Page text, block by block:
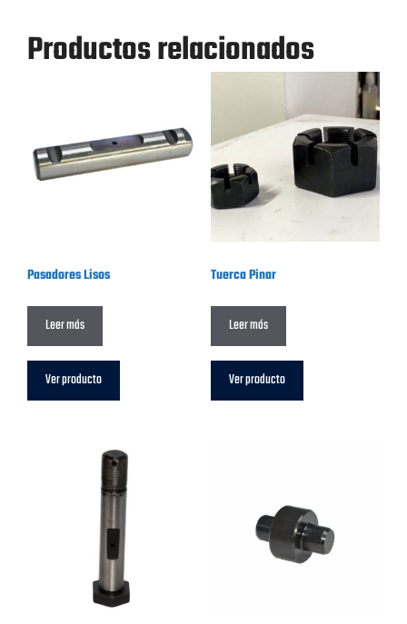
Productos relacionados
Pasadores Lisos
Leer más
Ver producto
Tuerca Pinar
Leer más
Ver producto